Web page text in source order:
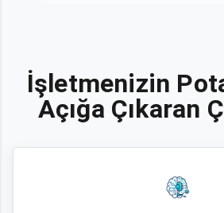
İşletmenizin
Açığa Çıkaran